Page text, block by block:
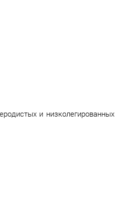
и низколегированных